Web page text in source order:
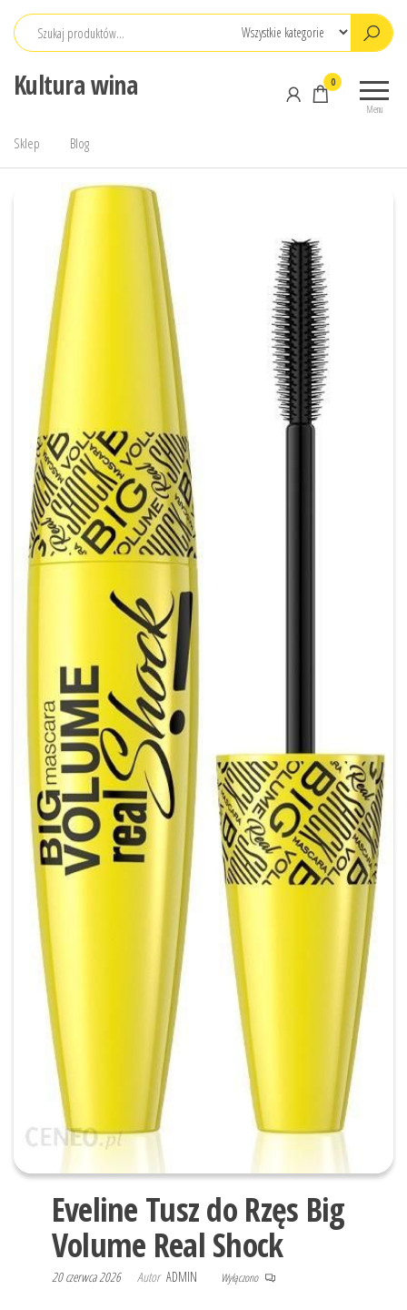
Przejdź
Kultura wina
Menu
0
Sklep Blog
Eveline Tusz do Rzęs Big
Volume Real Shock
20 czerwca 2026 Autor ADMIN Wyłączono